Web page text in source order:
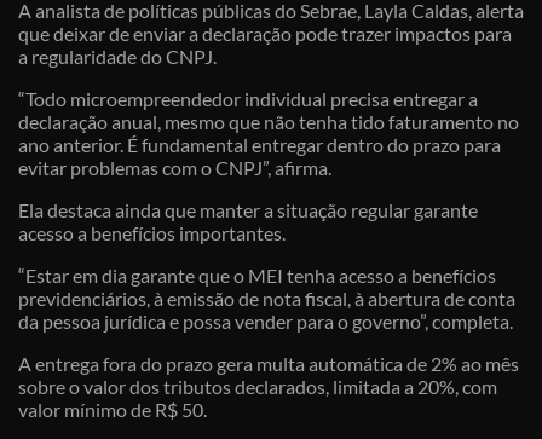
A analista de políticas públicas do Sebrae, Layla Caldas, alerta
que deixar de enviar a declaração pode trazer impactos para
a regularidade do CNPJ.
“Todo microempreendedor individual precisa entregar a
declaração anual, mesmo que não tenha tido faturamento no
ano anterior. É fundamental entregar dentro do prazo para
evitar problemas com o CNPJ”, afirma.
Ela destaca ainda que manter a situação regular garante
acesso a benefícios importantes.
“Estar em dia garante que o MEI tenha acesso a benefícios
previdenciários, à emissão de nota fiscal, à abertura de conta
da pessoa jurídica e possa vender para o governo”, completa.
A entrega fora do prazo gera multa automática de 2% ao mês
sobre o valor dos tributos declarados, limitada a 20%, com
valor mínimo de R$ 50.